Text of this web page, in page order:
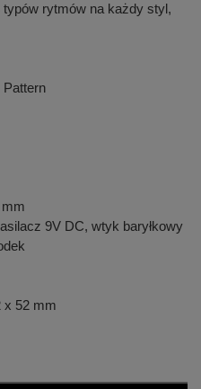
rytmów na każdy styl,
Pattern
9V DC, wtyk baryłkowy
x 52 mm